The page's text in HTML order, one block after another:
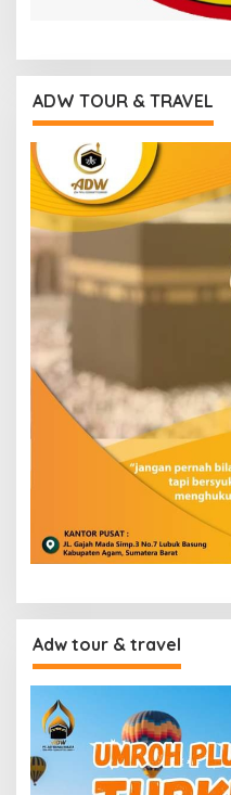
ADW TOUR & TRAVEL
Adw tour & travel